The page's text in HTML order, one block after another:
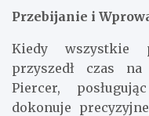
Przebijanie i
Kiedy wszystkie
przyszedł czas
Piercer,
dokonuje